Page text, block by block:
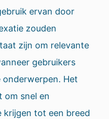
ervan door
zouden
zijn om relevante
gebruikers
onderwerpen. Het
om snel en
krijgen tot een breed